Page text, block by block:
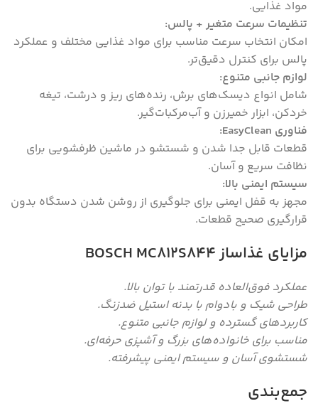
مواد غذایی.
تنظیمات سرعت متغیر + پالس:
امکان انتخاب سرعت مناسب برای مواد غذایی مختلف و عملکرد
پالس برای کنترل دقیق‌تر.
لوازم جانبی متنوع:
شامل انواع دیسک‌های برش، رنده‌های ریز و درشت، تیغه
خردکن، ابزار خمیرزن و آب‌مرکبات‌گیر.
فناوری EasyClean:
قطعات قابل جدا شدن و شستشو در ماشین ظرفشویی برای
نظافت سریع و آسان.
سیستم ایمنی بالا:
مجهز به قفل ایمنی برای جلوگیری از روشن شدن دستگاه بدون
قرارگیری صحیح قطعات.
مزایای غذاساز BOSCH MC812S844
عملکرد فوق‌العاده قدرتمند با توان بالا.
طراحی شیک و بادوام با بدنه استیل ضدزنگ.
کاربردهای گسترده و لوازم جانبی متنوع.
مناسب برای خانواده‌های بزرگ و آشپزی حرفه‌ای.
شستشوی آسان و سیستم ایمنی پیشرفته.
جمع‌بندی